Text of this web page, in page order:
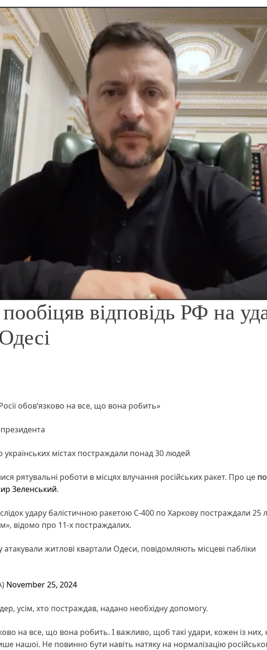
відповідь РФ на
обов’язково на все, що вона робить»
українських містах постраждали понад 30 людей
рятувальні роботи в місцях влучання російських ракет. Про це
Зеленський.
удару балістичною ракетою С-400 по Харкову постраждали 25
відомо про 11-х постраждалих.
атакували житлові квартали Одеси, повідомляють місцеві пабліки
November 25, 2024
усім, хто постраждав, надано необхідну допомогу.
на все, що вона робить. І важливо, щоб такі удари, кожен із
нашої. Не повинно бути навіть натяку на нормалізацію